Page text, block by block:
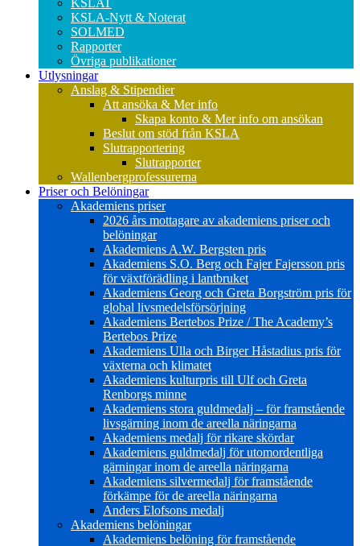
KSLAT
KSLA-Nytt & Noterat
SOLMED
Rapporter
Övriga publikationer
Utlysningar
Anslag & Stipendier
Att ansöka & Mer info
Skapa konto & Mer info om ansökan
Beslut om stöd från KSLA
Slutrapportering
Slutrapporter
Wallenbergprofessurerna
Priser och Belöningar
Akademiens priser
2026 års mottagare av akademiens priser och
belöningar
Akademiens A.W. Bergsten pris
Akademiens S.O. Berg och Fajer Fajersson pris
för växtförädling i lantbruket
Akademiens Georg och Greta Borgström pris för
global livsmedelsförsörjning
Akademiens Bertebos Prize / The Academy’s
Bertebos Prize
Akademiens Ulla och Birger Håstadius pris för
växterna och klimatet
Akademiens kulturpris till Ulf och Greta
Renborgs minne
Akademiens stora guldmedalj – för framstående
livsgärning inom de areella näringarna
Akademiens medalj för rikare skördar
Akademiens guldmedalj för utomordentliga
gärningar inom de areella näringarna
Akademiens silvermedalj för framstående
förkämpe för de areella näringarna
Anders Elofsons medalj
Akademiens belöningar
Akademiens belöning för framstående